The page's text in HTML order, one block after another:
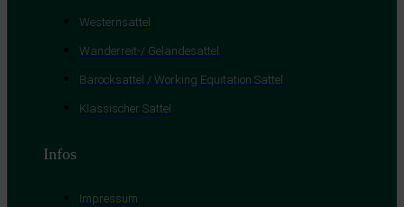
Westernsattel
Wanderreit-/ Geländesattel
Barocksattel / Working Equitation Sattel
Klassischer Sattel
Infos
Impressum